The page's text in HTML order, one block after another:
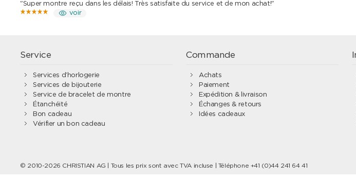
"Super montre reçu dans les délais! Très satisfaite du service et de mon achat!"
voir
Service
Services d’horlogerie
Services de bijouterie
Service de bracelet de montre
Étanchéité
Bon cadeau
Vérifier un bon cadeau
Commande
Achats
Paiement
Expédition & livraison
Échanges & retours
Idées cadeaux
© 2010-2026 CHRISTIAN AG | Tous les prix sont avec TVA incluse | Téléphone +41 (0)44 241 64 41